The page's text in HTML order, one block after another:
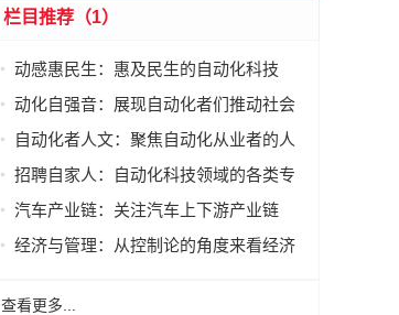
栏目推荐（1）
动感惠民生：惠及民生的自动化科技
动化自强音：展现自动化者们推动社会
进步发出的响亮声音
自动化者人文：聚焦自动化从业者的人
文思考
招聘自家人：自动化科技领域的各类专
家及人才需求资讯
汽车产业链：关注汽车上下游产业链
经济与管理：从控制论的角度来看经济
查看更多...